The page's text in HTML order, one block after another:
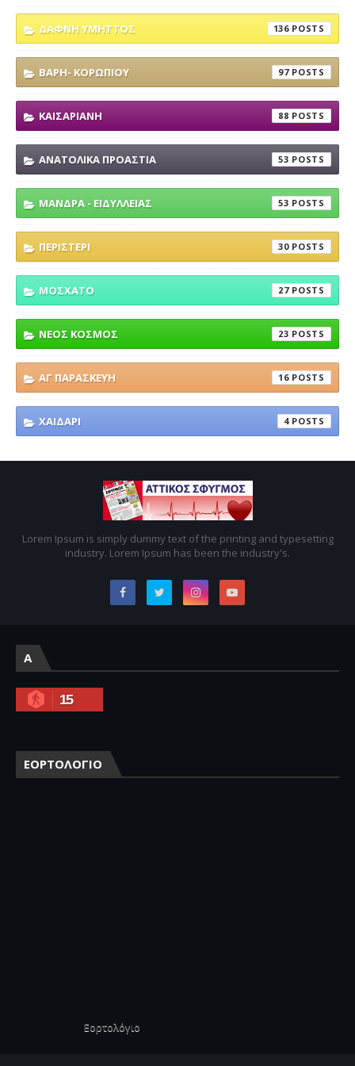
ΔΑΦΝΗ ΥΜΗΤΤΟΣ 136
ΒΑΡΗ- ΚΟΡΩΠΙΟΥ 97
ΚΑΙΣΑΡΙΑΝΗ 88
ΑΝΑΤΟΛΙΚΑ ΠΡΟΑΣΤΙΑ 53
ΜΑΝΔΡΑ - ΕΙΔΥΛΛΕΙΑΣ 53
ΠΕΡΙΣΤΕΡΙ 30
ΜΟΣΧΑΤΟ 27
ΝΕΟΣ ΚΟΣΜΟΣ 23
ΑΓ ΠΑΡΑΣΚΕΥΗ 16
ΧΑΙΔΑΡΙ 4
Lorem Ipsum is simply dummy text of the printing and typesetting
industry. Lorem Ipsum has been the industry's.
A
15
ΕΟΡΤΟΛΟΓΙΟ
Εορτολόγιο